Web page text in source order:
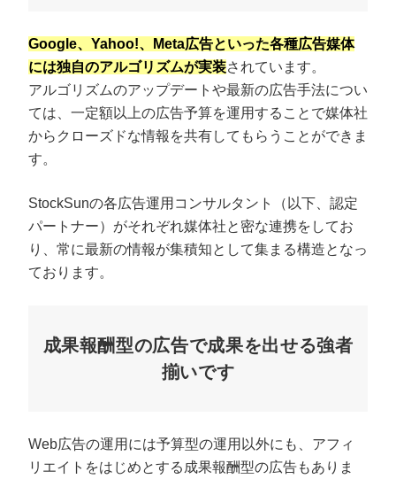
Google、Yahoo!、Meta広告といった各種広告媒体
には独自のアルゴリズムが実装されています。
アルゴリズムのアップデートや最新の広告手法につい
ては、一定額以上の広告予算を運用することで媒体社
からクローズドな情報を共有してもらうことができま
す。
StockSunの各広告運用コンサルタント（以下、認定
パートナー）がそれぞれ媒体社と密な連携をしてお
り、常に最新の情報が集積知として集まる構造となっ
ております。
成果報酬型の広告で成果を出せる強者
揃いです
Web広告の運用には予算型の運用以外にも、アフィ
リエイトをはじめとする成果報酬型の広告もありま